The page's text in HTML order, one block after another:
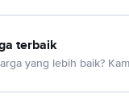
terbaik
yang lebih baik?